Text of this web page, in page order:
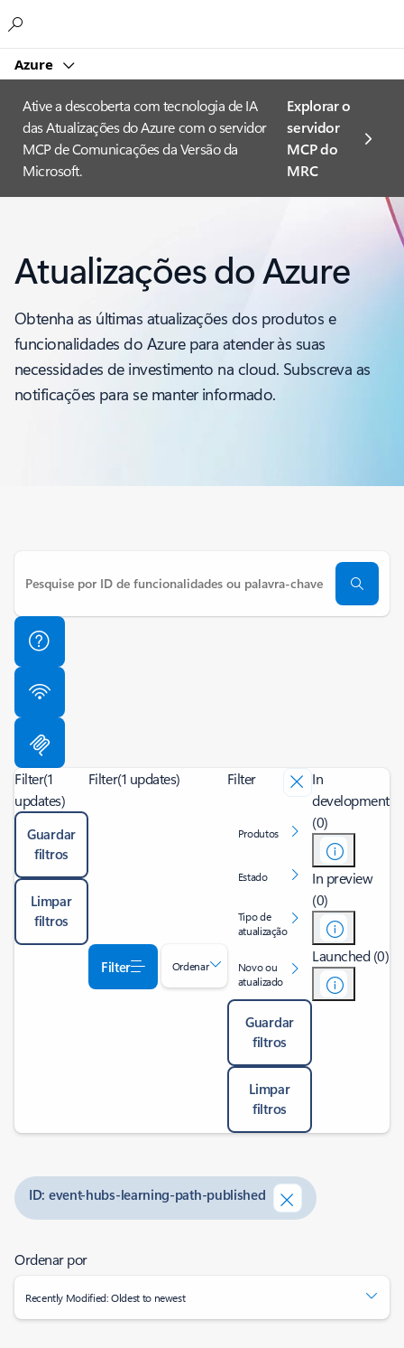
Azure
Ative a descoberta com tecnologia de IA
das Atualizações do Azure com o servidor
MCP de Comunicações da Versão da
Microsoft.
Explorar o
servidor
MCP do
MRC
Atualizações do Azure
Obtenha as últimas atualizações dos produtos e
funcionalidades do Azure para atender às suas
necessidades de investimento na cloud. Subscreva as
notificações para se manter informado.
Filter(1
updates)
Guardar
filtros
Limpar
filtros
Filter(1 updates)
Filter Ordenar
Filter
Produtos
Estado
Tipo de
atualização
Novo ou
atualizado
Guardar
filtros
Limpar
filtros
In
development
(0)
In preview
(0)
Launched (0)
ID: event-hubs-learning-path-published
Ordenar por
Recently Modified: Oldest to newest